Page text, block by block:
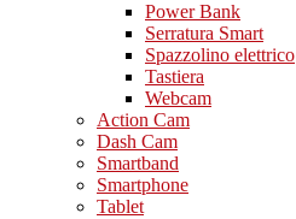
Power Bank
Serratura Smart
Spazzolino elettrico
Tastiera
Webcam
Action Cam
Dash Cam
Smartband
Smartphone
Tablet